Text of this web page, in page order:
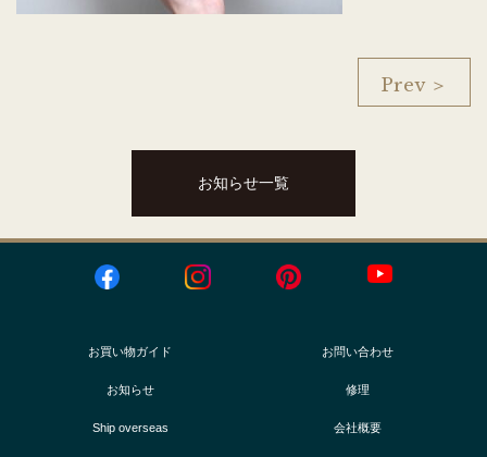
Prev ＞
お知らせ一覧
お買い物ガイド お問い合わせ
お知らせ 修理
Ship overseas 会社概要